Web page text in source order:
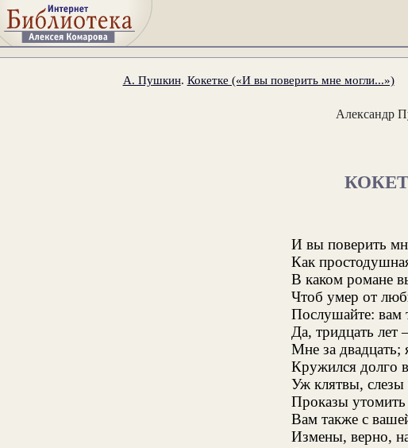
А. Пушкин. Кокетке («И вы поверить мне могли...»)
Александр
И вы поверить
Как
В каком романе
Чтоб умер от
Послушайте: вам
Да, тридцать
Мне за двадцать;
Кружился долго
Уж клятвы,
Проказы утомить
Вам также с
Измены, верно,